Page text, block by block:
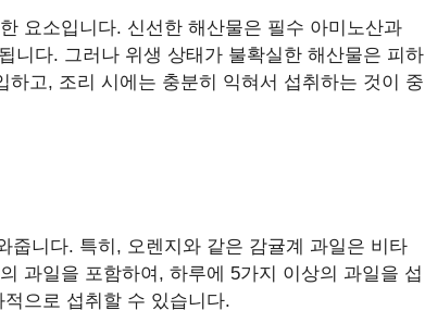
요소입니다. 신선한 해산물은 필수 아미노산과
니다. 그러나 위생 상태가 불확실한 해산물은 피하
고, 조리 시에는 충분히 익혀서 섭취하는 것이 중
줍니다. 특히, 오렌지와 같은 감귤계 과일은 비타
과일을 포함하여, 하루에 5가지 이상의 과일을 섭
으로 섭취할 수 있습니다.